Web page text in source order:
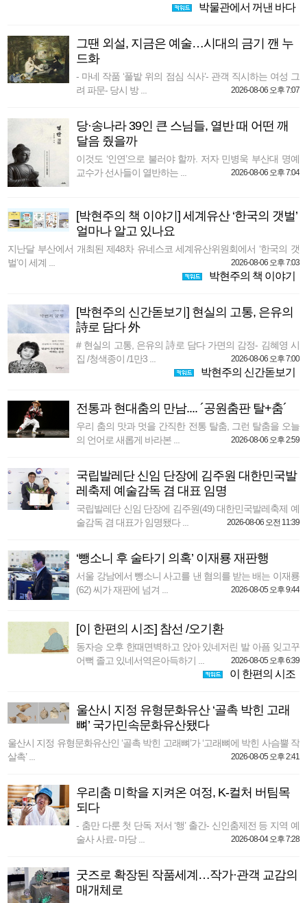
박물관에서 꺼낸 바다
그땐 외설, 지금은 예술…시대의 금기 깬 누
드화
- 마네 작품 ‘풀밭 위의 점심 식사’- 관객 직시하는 여성 그
려 파문- 당시 방 ...
2026-08-06 오후 7:07
당·송나라 39인 큰 스님들, 열반 때 어떤 깨
달음 줬을까
이것도 ‘인연’으로 불러야 할까. 저자 민병욱 부산대 명예
교수가 선사들이 열반하는 ...
2026-08-06 오후 7:04
[박현주의 책 이야기] 세계유산 ‘한국의 갯벌’
얼마나 알고 있나요
지난달 부산에서 개최된 제48차 유네스코 세계유산위원회에서 ‘한국의 갯
벌’이 세계 ...
2026-08-06 오후 7:03
박현주의 책 이야기
[박현주의 신간돋보기] 현실의 고통, 은유의
詩로 담다 外
# 현실의 고통, 은유의 詩로 담다 가면의 감정- 김혜영 시
집 /청색종이 /1만3 ...
2026-08-06 오후 7:00
박현주의 신간돋보기
전통과 현대춤의 만남.... ´공원춤판 탈+춤´
우리 춤의 맛과 멋을 간직한 전통 탈춤, 그런 탈춤을 오늘
의 언어로 새롭게 바라본 ...
2026-08-06 오후 2:59
국립발레단 신임 단장에 김주원 대한민국발
레축제 예술감독 겸 대표 임명
국립발레단 신임 단장에 김주원(49) 대한민국발레축제 예
술감독 겸 대표가 임명됐다 ...
2026-08-06 오전 11:39
‘뺑소니 후 술타기 의혹’ 이재룡 재판행
서울 강남에서 뺑소니 사고를 낸 혐의를 받는 배는 이재룡
(62) 씨가 재판에 넘겨 ...
2026-08-05 오후 9:44
[이 한편의 시조] 참선 /오기환
동자승 오후 한때면벽하고 앉아 있네저린 발 아픔 잊고꾸
어뻑 졸고 있네서역은아득하기 ...
2026-08-05 오후 6:39
이 한편의 시조
울산시 지정 유형문화유산 ‘골촉 박힌 고래
뼈’ 국가민속문화유산됐다
울산시 지정 유형문화유산인 ‘골촉 박힌 고래뼈’가 ‘고래뼈에 박힌 사슴뿔 작
살촉’ ...
2026-08-05 오후 2:41
우리춤 미학을 지켜온 여정, K-컬처 버팀목
되다
- 춤만 다룬 첫 단독 저서 ‘행’ 출간- 신인춤제전 등 지역 예
술사 사료- 마당 ...
2026-08-04 오후 7:28
굿즈로 확장된 작품세계…작가·관객 교감의
매개체로